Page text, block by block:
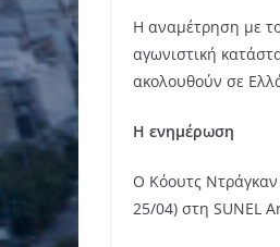
Η αναμέτρηση με
αγωνιστική
ακολουθούν σε
Η ενημέρωση
O Kόουτς
25/04) στη SUNEL